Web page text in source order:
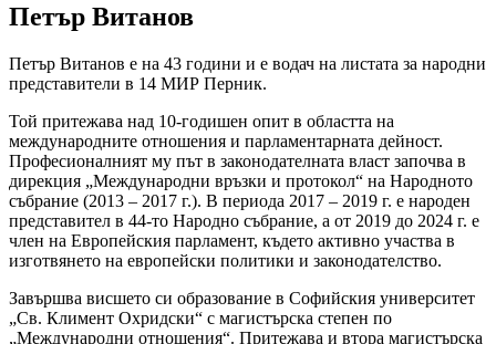
Петър Витанов
Петър Витанов е на 43 години и е водач на листата за народни
представители в 14 МИР Перник.
Той притежава над 10-годишен опит в областта на
международните отношения и парламентарната дейност.
Професионалният му път в законодателната власт започва в
дирекция „Международни връзки и протокол“ на Народното
събрание (2013 – 2017 г.). В периода 2017 – 2019 г. е народен
представител в 44-то Народно събрание, а от 2019 до 2024 г. е
член на Европейския парламент, където активно участва в
изготвянето на европейски политики и законодателство.
Завършва висшето си образование в Софийския университет
„Св. Климент Охридски“ с магистърска степен по
„Международни отношения“. Притежава и втора магистърска